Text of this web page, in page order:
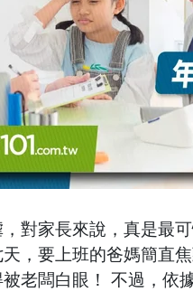
對家長來說，真是最
，要上班的爸媽簡直
老闆白眼！ 不過，依